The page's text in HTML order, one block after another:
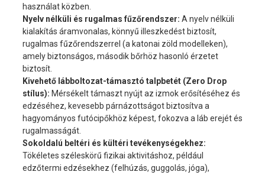
használat közben.
Nyelv nélküli és rugalmas fűzőrendszer: A nyelv nélküli
kialakítás áramvonalas, könnyű illeszkedést biztosít,
rugalmas fűzőrendszerrel (a katonai zöld modelleken),
amely biztonságos, második bőrhöz hasonló érzetet
biztosít.
Kivehető lábboltozat-támasztó talpbetét (Zero Drop
stílus): Mérsékelt támaszt nyújt az izmok erősítéséhez és
edzéséhez, kevesebb párnázottságot biztosítva a
hagyományos futócipőkhöz képest, fokozva a láb erejét és
rugalmasságát.
Sokoldalú beltéri és kültéri tevékenységekhez:
Tökéletes széleskörű fizikai aktivitáshoz, például
edzőtermi edzésekhez (felhúzás, guggolás, jóga),